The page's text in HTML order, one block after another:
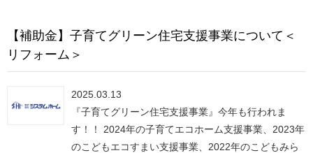
【補助金】子育てグリーン住宅支援事業について＜
リフォーム＞
2025.03.13
『子育てグリーン住宅支援事業』今年も行われま
す！！ 2024年の子育てエコホーム支援事業、2023年
のこどもエコすまい支援事業、2022年のこどもみら